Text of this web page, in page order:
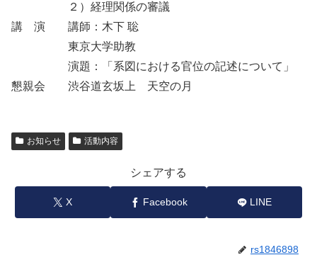
２）経理関係の審議
講 演 講師：木下 聡
東京大学助教
演題：「系図における官位の記述について」
懇親会 渋谷道玄坂上 天空の月
お知らせ 活動内容
シェアする
X Facebook LINE
rs1846898